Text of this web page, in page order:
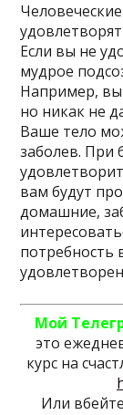
Если вы не
мудрое
Например, вы
но никак не
Ваше тело
заболев. При
вам будут
домашние,
потребность
Мой
это
курс на
Или